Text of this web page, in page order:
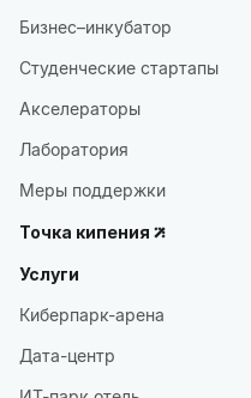
Бизнес–инкубатор
Студенческие стартапы
Акселераторы
Лаборатория
Меры поддержки
Точка кипения
Услуги
Киберпарк-арена
Дата-центр